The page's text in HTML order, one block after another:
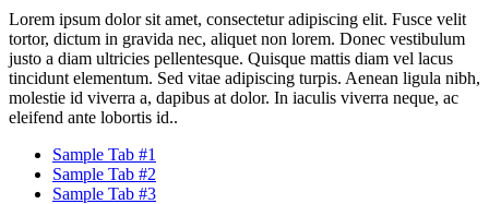
Lorem ipsum dolor sit amet, consectetur adipiscing elit. Fusce velit
tortor, dictum in gravida nec, aliquet non lorem. Donec vestibulum
justo a diam ultricies pellentesque. Quisque mattis diam vel lacus
tincidunt elementum. Sed vitae adipiscing turpis. Aenean ligula nibh,
molestie id viverra a, dapibus at dolor. In iaculis viverra neque, ac
eleifend ante lobortis id..
Sample Tab #1
Sample Tab #2
Sample Tab #3